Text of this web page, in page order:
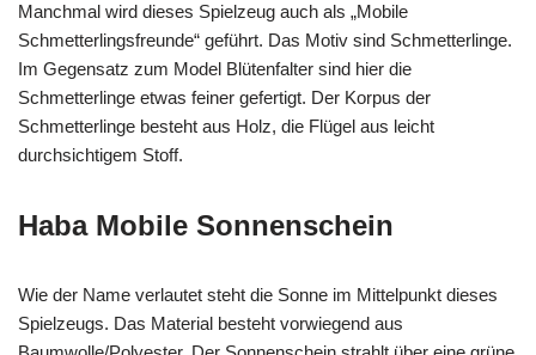
Manchmal wird dieses Spielzeug auch als „Mobile
Schmetterlingsfreunde“ geführt. Das Motiv sind Schmetterlinge.
Im Gegensatz zum Model Blütenfalter sind hier die
Schmetterlinge etwas feiner gefertigt. Der Korpus der
Schmetterlinge besteht aus Holz, die Flügel aus leicht
durchsichtigem Stoff.
Haba Mobile Sonnenschein
Wie der Name verlautet steht die Sonne im Mittelpunkt dieses
Spielzeugs. Das Material besteht vorwiegend aus